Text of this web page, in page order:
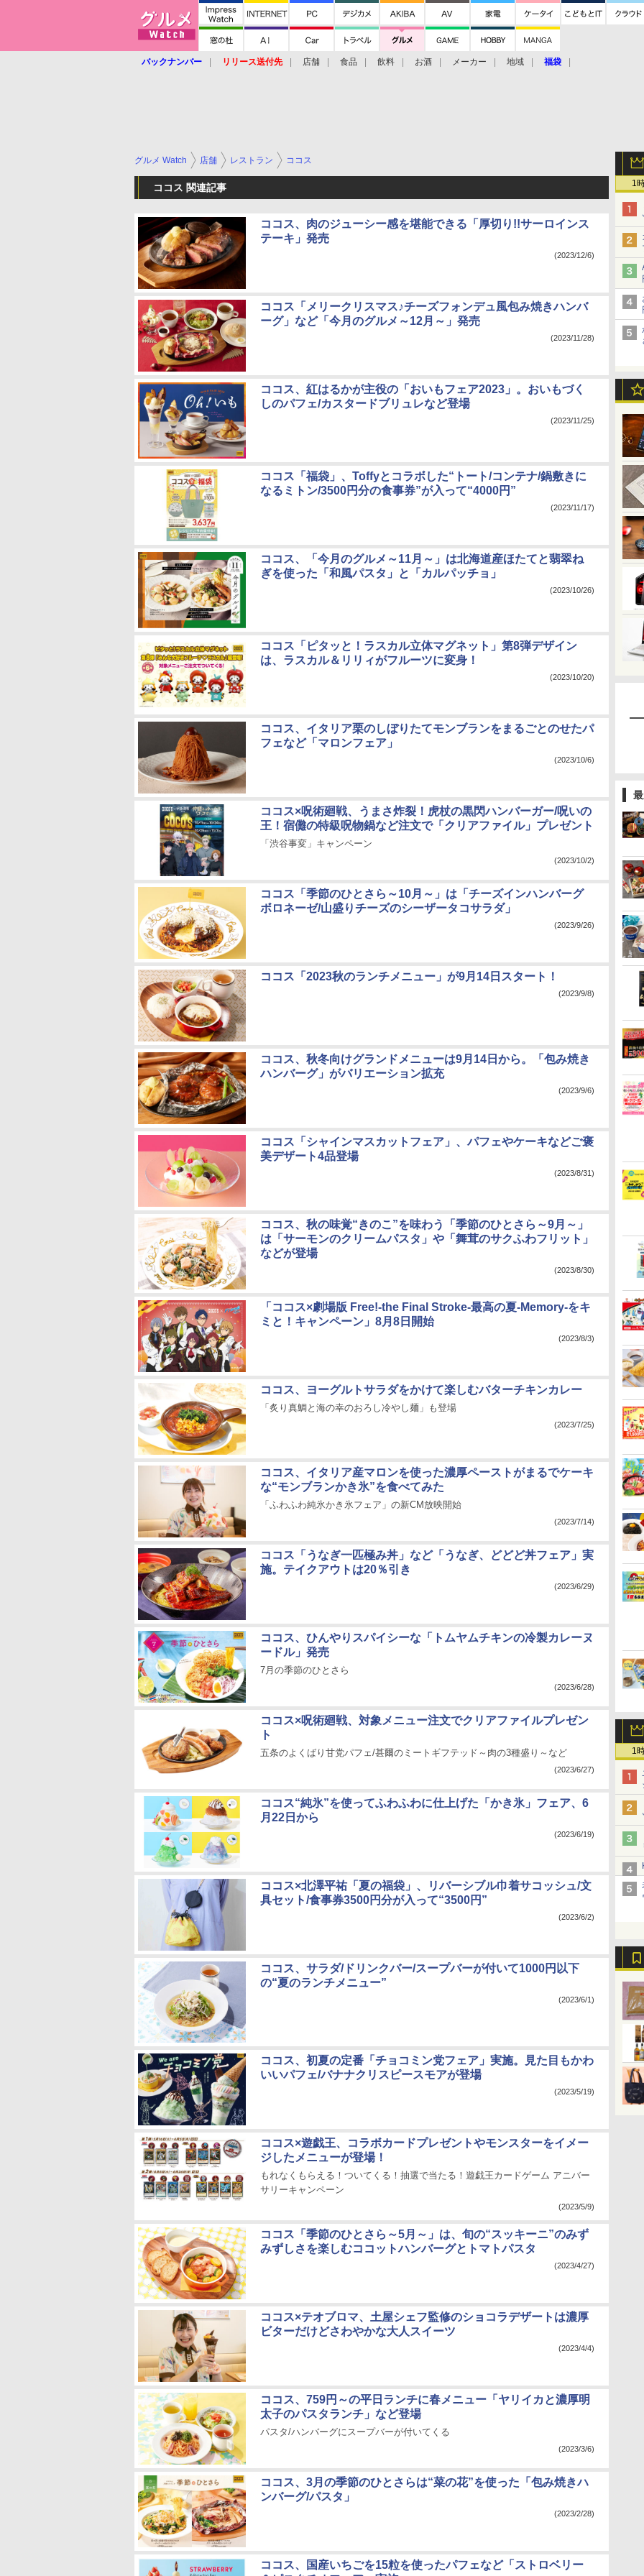
バックナンバー リリース送付先 店舗 食品 飲料 お酒 メーカー 地域 福袋
1
1
グルメ Watch 店舗 レストラン ココス
ココス 関連記事
ココス、肉のジューシー感を堪能できる「厚切り!!サーロインス
テーキ」発売
(2023/12/6)
ココス「メリークリスマス♪チーズフォンデュ風包み焼きハンバ
ーグ」など「今月のグルメ～12月～」発売
(2023/11/28)
ココス、紅はるかが主役の「おいもフェア2023」。おいもづく
しのパフェ/カスタードブリュレなど登場
(2023/11/25)
ココス「福袋」、Toffyとコラボした“トート/コンテナ/鍋敷きに
なるミトン/3500円分の食事券”が入って“4000円”
(2023/11/17)
ココス、「今月のグルメ～11月～」は北海道産ほたてと翡翠ね
ぎを使った「和風パスタ」と「カルパッチョ」
(2023/10/26)
ココス「ピタッと！ラスカル立体マグネット」第8弾デザイン
は、ラスカル＆リリィがフルーツに変身！
(2023/10/20)
ココス、イタリア栗のしぼりたてモンブランをまるごとのせたパ
フェなど「マロンフェア」
(2023/10/6)
ココス×呪術廻戦、うまさ炸裂！虎杖の黒閃ハンバーガー/呪いの
王！宿儺の特級呪物鍋など注文で「クリアファイル」プレゼント
「渋谷事変」キャンペーン
(2023/10/2)
ココス「季節のひとさら～10月～」は「チーズインハンバーグ
ボロネーゼ/山盛りチーズのシーザータコサラダ」
(2023/9/26)
ココス「2023秋のランチメニュー」が9月14日スタート！
(2023/9/8)
ココス、秋冬向けグランドメニューは9月14日から。「包み焼き
ハンバーグ」がバリエーション拡充
(2023/9/6)
ココス「シャインマスカットフェア」、パフェやケーキなどご褒
美デザート4品登場
(2023/8/31)
ココス、秋の味覚“きのこ”を味わう「季節のひとさら～9月～」
は「サーモンのクリームパスタ」や「舞茸のサクふわフリット」
などが登場
(2023/8/30)
「ココス×劇場版 Free!-the Final Stroke-最高の夏-Memory-をキ
ミと！キャンペーン」8月8日開始
(2023/8/3)
ココス、ヨーグルトサラダをかけて楽しむバターチキンカレー
「炙り真鯛と海の幸のおろし冷やし麺」も登場
(2023/7/25)
ココス、イタリア産マロンを使った濃厚ペーストがまるでケーキ
な“モンブランかき氷”を食べてみた
「ふわふわ純氷かき氷フェア」の新CM放映開始
(2023/7/14)
ココス「うなぎ一匹極み丼」など「うなぎ、どどど丼フェア」実
施。テイクアウトは20％引き
(2023/6/29)
ココス、ひんやりスパイシーな「トムヤムチキンの冷製カレーヌ
ードル」発売
7月の季節のひとさら
(2023/6/28)
ココス×呪術廻戦、対象メニュー注文でクリアファイルプレゼン
ト
五条のよくばり甘党パフェ/甚爾のミートギフテッド～肉の3種盛り～など
(2023/6/27)
ココス“純氷”を使ってふわふわに仕上げた「かき氷」フェア、6
月22日から
(2023/6/19)
ココス×北澤平祐「夏の福袋」、リバーシブル巾着サコッシュ/文
具セット/食事券3500円分が入って“3500円”
(2023/6/2)
ココス、サラダ/ドリンクバー/スープバーが付いて1000円以下
の“夏のランチメニュー”
(2023/6/1)
ココス、初夏の定番「チョコミン党フェア」実施。見た目もかわ
いいパフェ/バナナクリスピースモアが登場
(2023/5/19)
ココス×遊戯王、コラボカードプレゼントやモンスターをイメー
ジしたメニューが登場！
もれなくもらえる！ついてくる！抽選で当たる！遊戯王カードゲーム アニバー
サリーキャンペーン
(2023/5/9)
ココス「季節のひとさら～5月～」は、旬の“スッキーニ”のみず
みずしさを楽しむココットハンバーグとトマトパスタ
(2023/4/27)
ココス×テオブロマ、土屋シェフ監修のショコラデザートは濃厚
ビターだけどさわやかな大人スイーツ
(2023/4/4)
ココス、759円～の平日ランチに春メニュー「ヤリイカと濃厚明
太子のパスタランチ」など登場
パスタ/ハンバーグにスープバーが付いてくる
(2023/3/6)
ココス、3月の季節のひとさらは“菜の花”を使った「包み焼きハ
ンバーグ/パスタ」
(2023/2/28)
ココス、国産いちごを15粒を使ったパフェなど「ストロベリー